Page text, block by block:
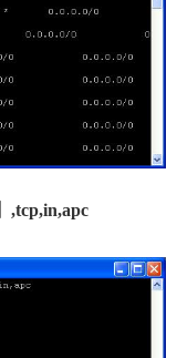
,tcp,in,apc